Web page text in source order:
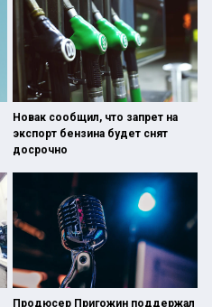
Новак сообщил, что запрет на
экспорт бензина будет снят
досрочно
Продюсер Пригожин поддержал